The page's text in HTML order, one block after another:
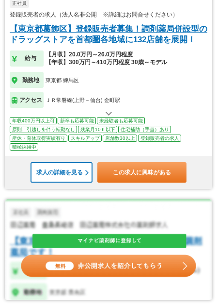
正社員
登録販売者の求人（法人名非公開 ※詳細はお問合せください）
【東京都葛飾区】登録販売者募集！調剤薬局併設型の
ドラッグストアを首都圏各地域に132店舗を展開！
給与
【月収】20.0万円～26.0万円程度
【年収】300万円～410万円程度 30歳～モデル
勤務地 東京都 練馬区
アクセス ＪＲ常磐線(上野－仙台) 金町駅
年収400万円以上可 新卒も応募可能
未経験者も応募可能
原則、引越しを伴う転勤なし
残業月10ｈ以下
住宅補助（手当）あり
産休・育休取得実績有り
スキルアップ 店舗数30以上
登録販売者の求人
積極採用中
求人の詳細を見る この求人に興味がある